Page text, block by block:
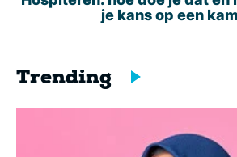
je kans op een
Trending